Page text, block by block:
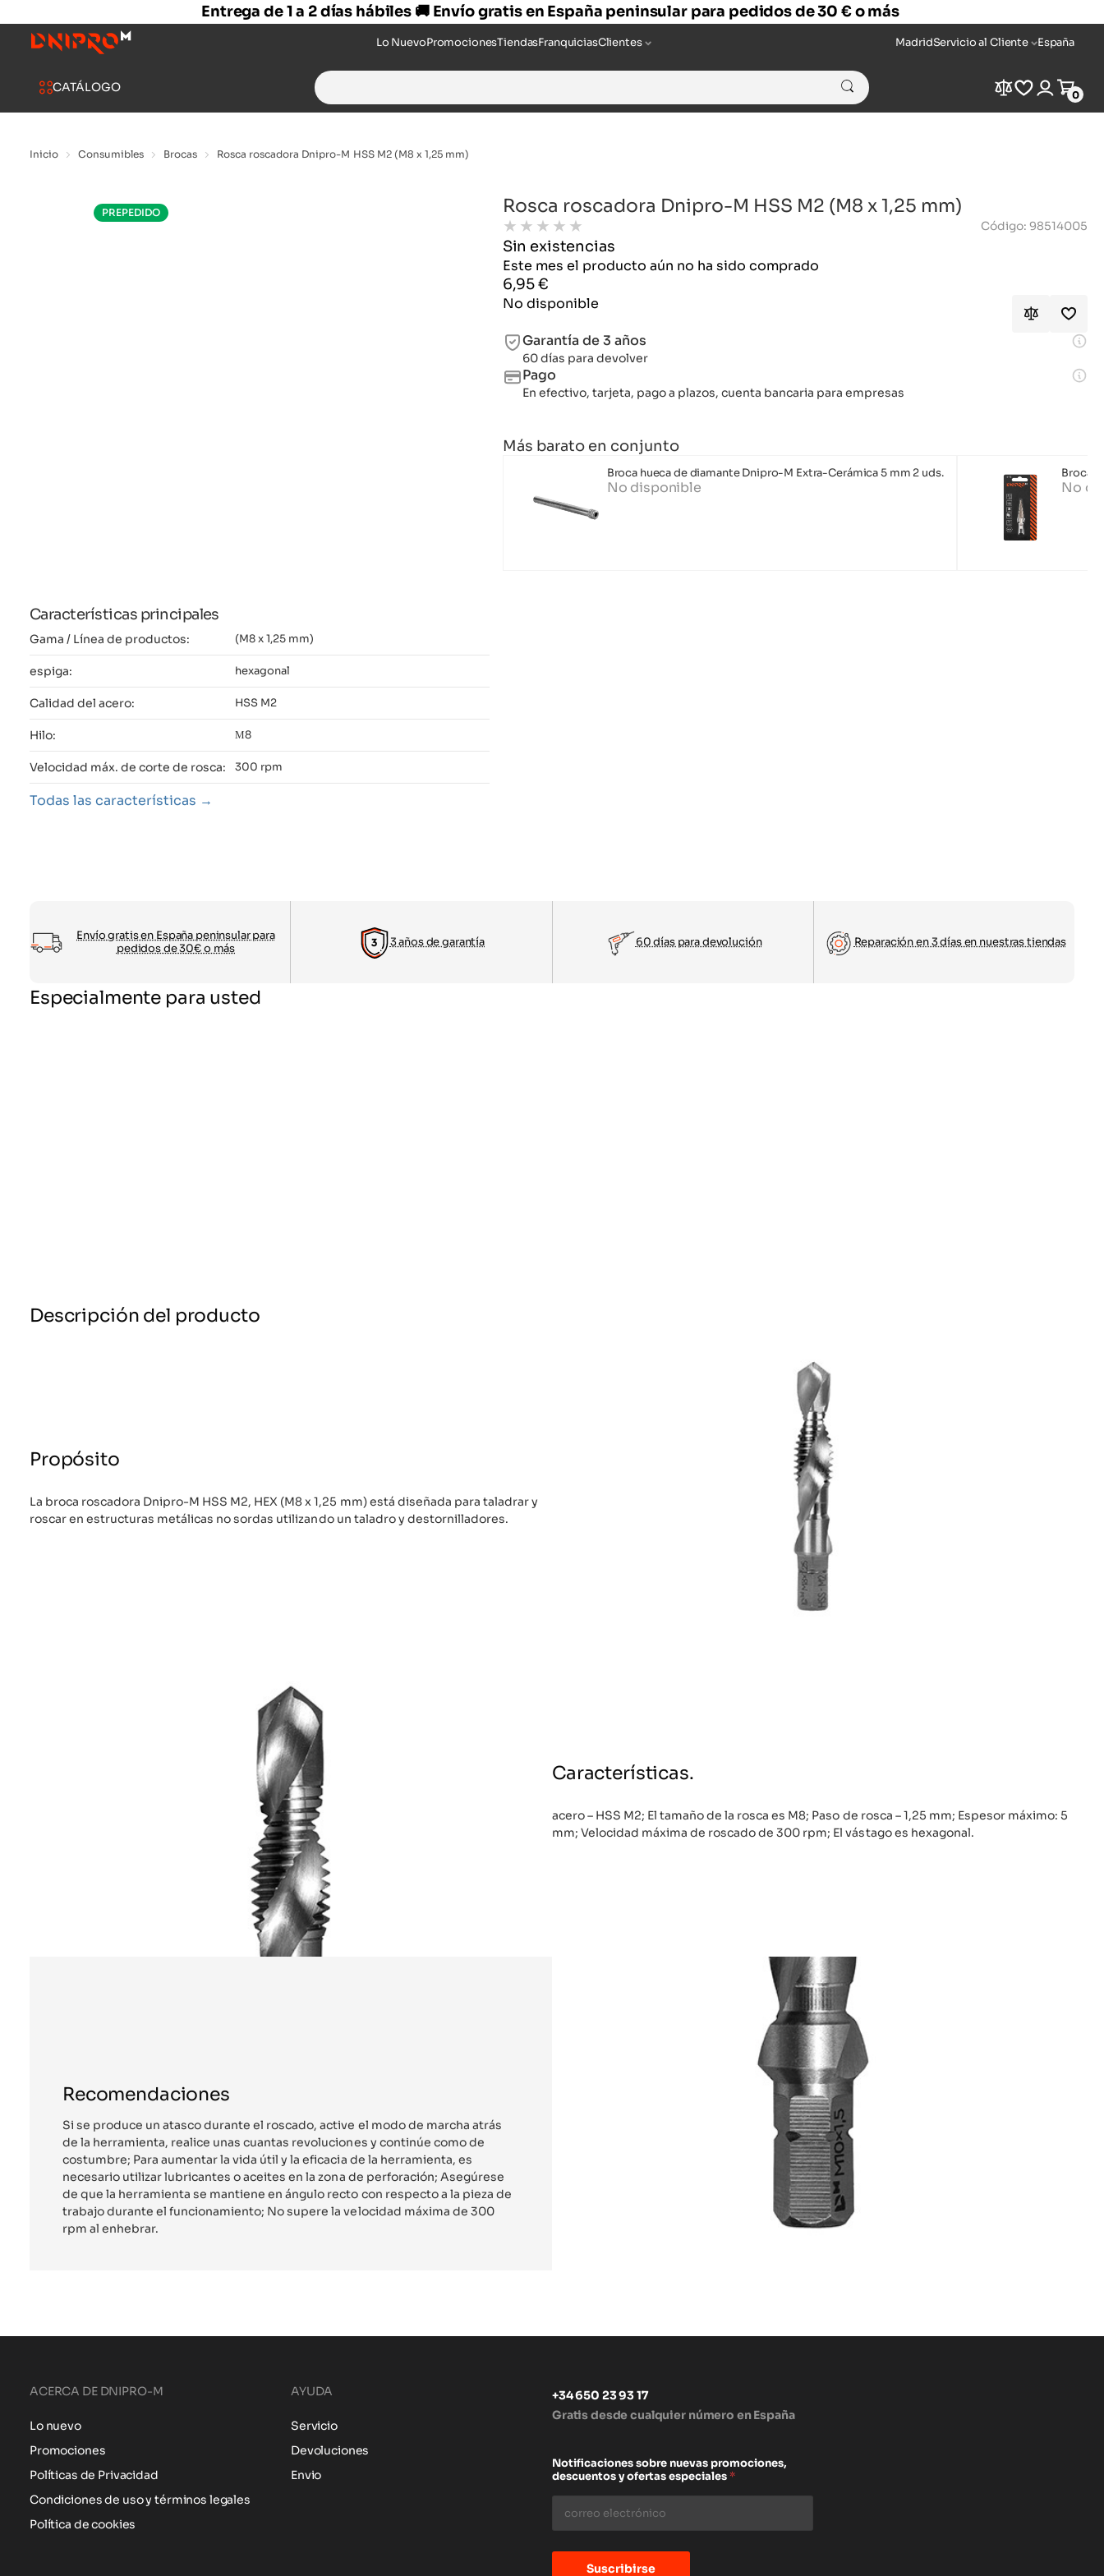
Entrega de 1 a 2 días hábiles 🚚 Envío gratis en España peninsular para pedidos de 30 € o más
Lo NuevoPromocionesTiendasFranquiciasClientes MadridServicio al Cliente España
CATÁLOGO
Search
for:
Compare
Wishlist
Login
Cart
0
Inicio Consumibles Brocas Rosca roscadora Dnipro-M HSS M2 (M8 x 1,25 mm)
PREPEDIDO
Características principales
Gama / Línea de productos: (M8 x 1,25 mm)
espiga: hexagonal
Calidad del acero: HSS M2
Hilo: М8
Velocidad máx. de corte de rosca: 300 rpm
Todas las características
Rosca roscadora Dnipro-M HSS M2 (M8 x 1,25 mm)
★ ★ ★ ★ ★ Código: 98514005
Sin existencias
Este mes el producto aún no ha sido comprado
6,95€
No disponible
Garantía de 3 años
60 días para devolver
Pago
En efectivo, tarjeta, pago a plazos, cuenta bancaria para empresas
Más barato en conjunto
Broca hueca de diamante Dnipro-M Extra-Cerámica 5 mm 2 uds.
No disponible
Broca
No
Envío gratis en España peninsular para
pedidos de 30€ o más
3 años de garantía 60 días para devolución Reparación en 3 días en nuestras tiendas
Especialmente para usted
Descripción del producto
Propósito
La broca roscadora Dnipro-M HSS M2, HEX (M8 x 1,25 mm) está diseñada para taladrar y
roscar en estructuras metálicas no sordas utilizando un taladro y destornilladores.
Características.
acero – HSS M2; El tamaño de la rosca es M8; Paso de rosca – 1,25 mm; Espesor máximo: 5
mm; Velocidad máxima de roscado de 300 rpm; El vástago es hexagonal.
Recomendaciones
Si se produce un atasco durante el roscado, active el modo de marcha atrás
de la herramienta, realice unas cuantas revoluciones y continúe como de
costumbre; Para aumentar la vida útil y la eficacia de la herramienta, es
necesario utilizar lubricantes o aceites en la zona de perforación; Asegúrese
de que la herramienta se mantiene en ángulo recto con respecto a la pieza de
trabajo durante el funcionamiento; No supere la velocidad máxima de 300
rpm al enhebrar.
ACERCA DE DNIPRO-M
Lo nuevo
Promociones
Políticas de Privacidad
Condiciones de uso y términos legales
Política de cookies
AYUDA
Servicio
Devoluciones
Envio
+34 650 23 93 17
Gratis desde cualquier número en España
Notificaciones sobre nuevas promociones,
descuentos y ofertas especiales*
Suscribirse